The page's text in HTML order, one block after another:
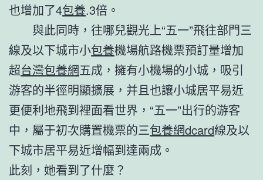
也增加了4包養.3倍。
與此同時，往哪兒觀光上“五一”飛往部門三
線及以下城市小包養機場航路機票預訂量增加
超台灣包養網五成，擁有小機場的小城，吸引
游客的半徑明顯擴展，并且也讓小城居平易近
更便利地飛到裡面看世界，“五一”出行的游客
中，屬于初次購置機票的三包養網dcard線及以
下城市居平易近增幅到達兩成。
此刻，她看到了什麼？